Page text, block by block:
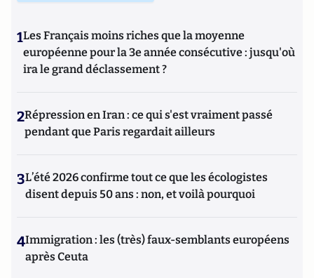
1Les Français moins riches que la moyenne
européenne pour la 3e année consécutive : jusqu'où
ira le grand déclassement ?
2Répression en Iran : ce qui s'est vraiment passé
pendant que Paris regardait ailleurs
3L’été 2026 confirme tout ce que les écologistes
disent depuis 50 ans : non, et voilà pourquoi
4Immigration : les (très) faux-semblants européens
après Ceuta